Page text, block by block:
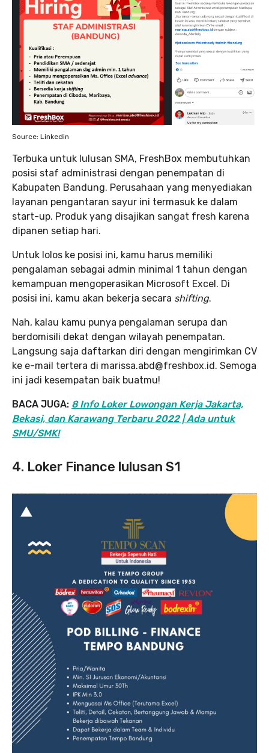
Source: Linkedin
Terbuka untuk lulusan SMA, FreshBox membutuhkan
posisi staf administrasi dengan penempatan di
Kabupaten Bandung. Perusahaan yang menyediakan
layanan pengantaran sayur ini termasuk ke dalam
start-up. Produk yang disajikan sangat fresh karena
dipanen setiap hari.
Untuk lolos ke posisi ini, kamu harus memiliki
pengalaman sebagai admin minimal 1 tahun dengan
kemampuan mengoperasikan Microsoft Excel. Di
posisi ini, kamu akan bekerja secara shifting.
Nah, kalau kamu punya pengalaman serupa dan
berdomisili dekat dengan wilayah penempatan.
Langsung saja daftarkan diri dengan mengirimkan CV
ke e-mail tertera di marissa.abd@freshbox.id. Semoga
ini jadi kesempatan baik buatmu!
BACA JUGA: 8 Info Loker Lowongan Kerja Jakarta,
Bekasi, dan Karawang Terbaru 2022 | Ada untuk
SMU/SMK!
4. Loker Finance lulusan S1